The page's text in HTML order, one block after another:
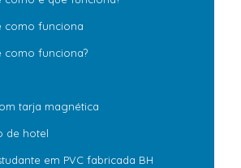
como funciona
como funciona?
tarja magnética
de hotel
em PVC fabricada BH